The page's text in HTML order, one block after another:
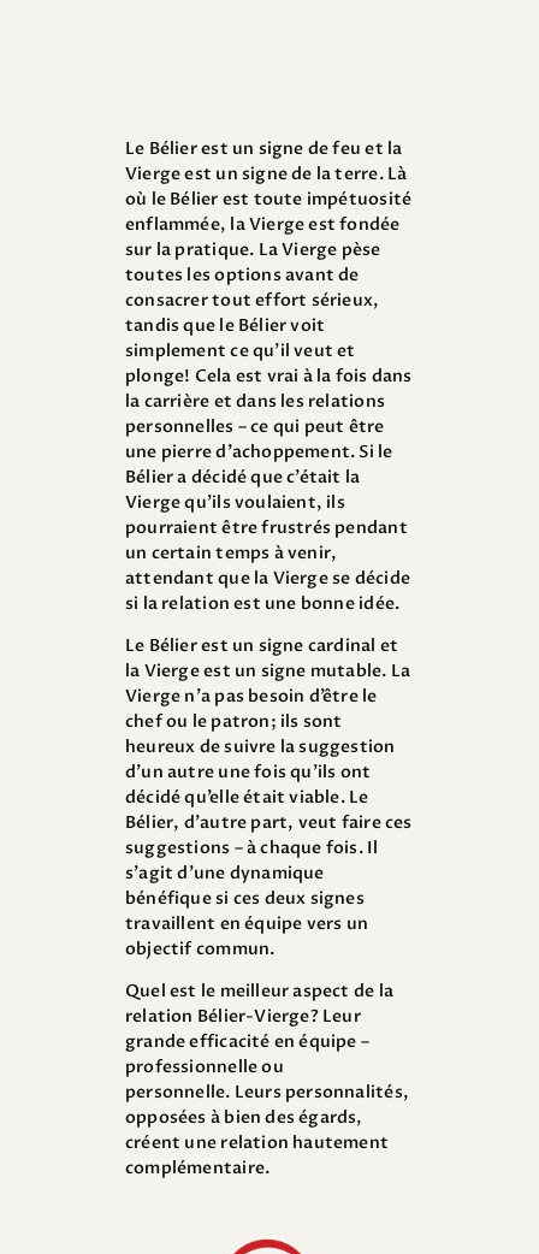
Le Bélier est un signe de feu et la
Vierge est un signe de la terre. Là
où le Bélier est toute impétuosité
enflammée, la Vierge est fondée
sur la pratique. La Vierge pèse
toutes les options avant de
consacrer tout effort sérieux,
tandis que le Bélier voit
simplement ce qu’il veut et
plonge! Cela est vrai à la fois dans
la carrière et dans les relations
personnelles – ce qui peut être
une pierre d’achoppement. Si le
Bélier a décidé que c’était la
Vierge qu’ils voulaient, ils
pourraient être frustrés pendant
un certain temps à venir,
attendant que la Vierge se décide
si la relation est une bonne idée.
Le Bélier est un signe cardinal et
la Vierge est un signe mutable. La
Vierge n’a pas besoin d’être le
chef ou le patron; ils sont
heureux de suivre la suggestion
d’un autre une fois qu’ils ont
décidé qu’elle était viable. Le
Bélier, d’autre part, veut faire ces
suggestions – à chaque fois. Il
s’agit d’une dynamique
bénéfique si ces deux signes
travaillent en équipe vers un
objectif commun.
Quel est le meilleur aspect de la
relation Bélier-Vierge? Leur
grande efficacité en équipe –
professionnelle ou
personnelle. Leurs personnalités,
opposées à bien des égards,
créent une relation hautement
complémentaire.